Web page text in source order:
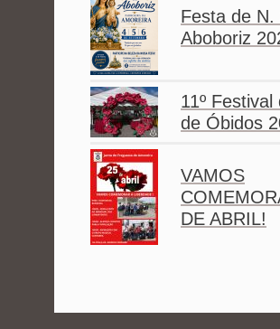
Festa de N.
Aboboriz
11º
de Óbidos
VAMOS
DE ABRIL!